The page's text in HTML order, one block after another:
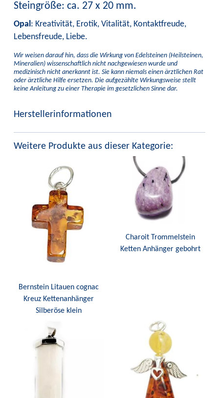
Steingröße: ca. 27 x 20 mm.
Opal : Kreativität, Erotik, Vitalität, Kontaktfreude,
Lebensfreude, Liebe.
Wir weisen darauf hin, dass die Wirkung von Edelsteinen (Heilsteinen,
Mineralien) wissenschaftlich nicht nachgewiesen wurde und
medizinisch nicht anerkannt ist. Sie kann niemals einen ärztlichen Rat
oder ärztliche Hilfe ersetzen. Die aufgezählte Wirkungsweise stellt
keine Anleitung zu einer Therapie im gesetzlichen Sinne dar.
Herstellerinformationen
Weitere Produkte aus dieser Kategorie:
Bernstein Litauen cognac
Kreuz Kettenanhänger
Silberöse klein
Charoit Trommelstein
Ketten Anhänger gebohrt